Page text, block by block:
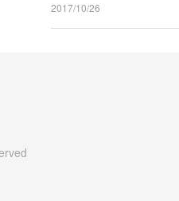
2017/10/26